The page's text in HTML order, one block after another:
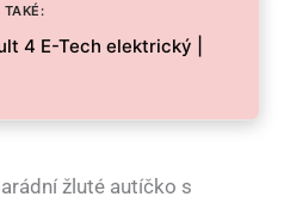
TAKÉ:
4 E-Tech elektrický |
žluté autíčko s